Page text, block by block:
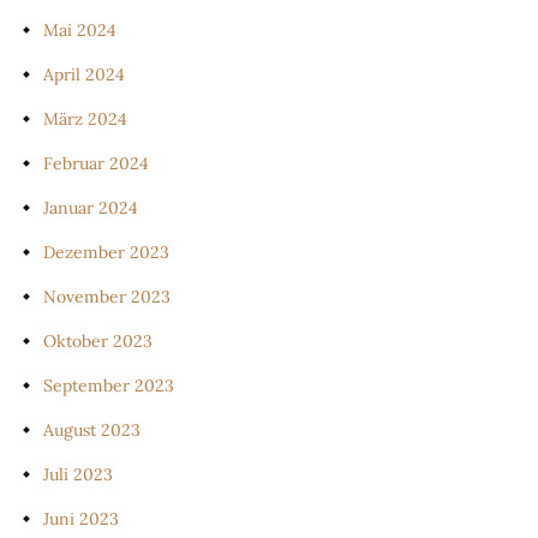
Mai 2024
April 2024
März 2024
Februar 2024
Januar 2024
Dezember 2023
November 2023
Oktober 2023
September 2023
August 2023
Juli 2023
Juni 2023